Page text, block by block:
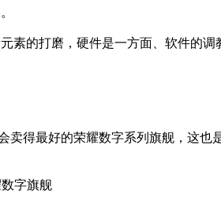
素的打磨，硬件是一方面、软件的
得最好的荣耀数字系列旗舰，这也